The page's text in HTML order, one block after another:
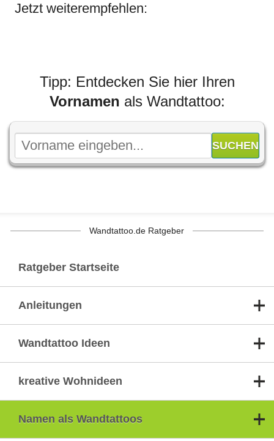
Jetzt weiterempfehlen:
Tipp: Entdecken Sie hier Ihren
Vornamen als Wandtattoo:
Wandtattoo.de Ratgeber
Ratgeber Startseite
Anleitungen
Wandtattoo Ideen
kreative Wohnideen
Namen als Wandtattoos